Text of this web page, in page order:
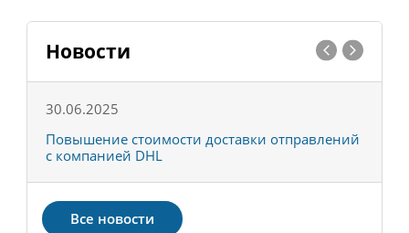
Новости
30.06.2025
Повышение стоимости доставки отправлений
с компанией DHL
Все новости